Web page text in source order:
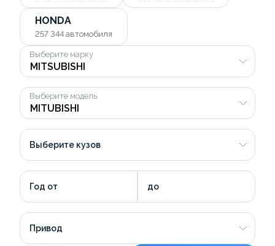
HONDA
257 344 автомобиля
Выберите марку
Выберите модель
Выберите кузов
Год от до
Привод